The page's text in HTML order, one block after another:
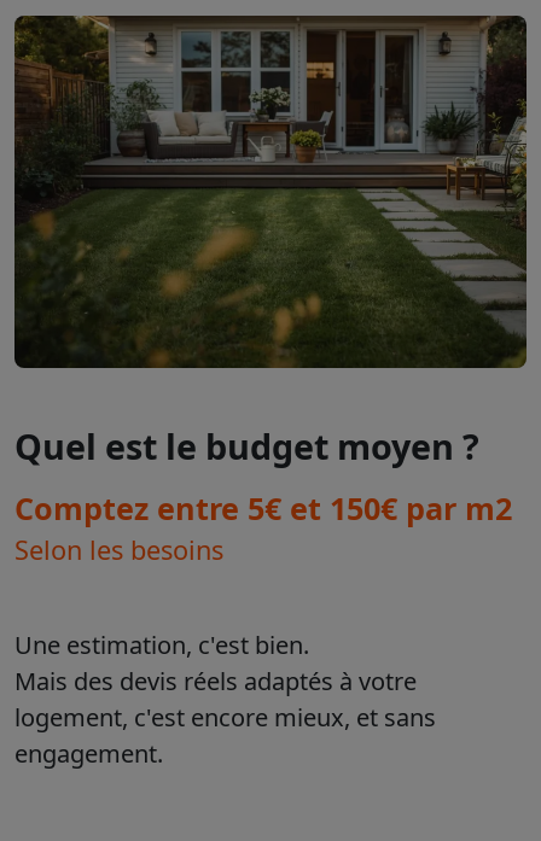
Quel est le budget moyen ?
Comptez entre 5€ et 150€ par m2
Selon les besoins
Une estimation, c'est bien.
Mais des devis réels adaptés à votre
logement, c'est encore mieux, et sans
engagement.